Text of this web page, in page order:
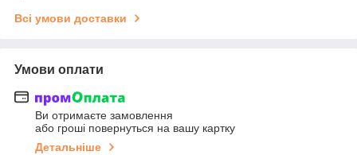
Всі умови доставки
Умови оплати
Ви отримаєте замовлення
або гроші повернуться на вашу картку
Детальніше